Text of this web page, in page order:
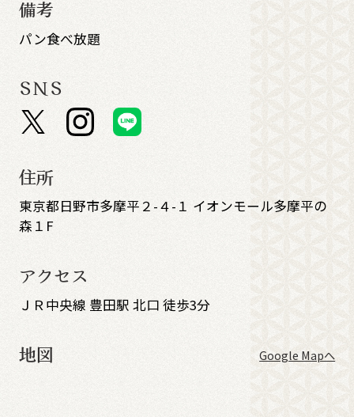
備考
パン食べ放題
SNS
住所
東京都日野市多摩平２-４-１ イオンモール多摩平の
森１F
アクセス
ＪＲ中央線 豊田駅 北口 徒歩3分
地図 Google Mapへ